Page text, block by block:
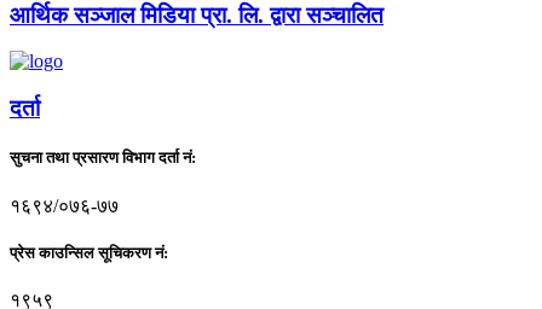
आर्थिक सञ्जाल मिडिया प्रा. लि. द्वारा सञ्चालित
दर्ता
सुचना तथा प्रसारण विभाग दर्ता नं:
१६९४/०७६-७७
प्रेस काउन्सिल सूचिकरण नं:
१९५९